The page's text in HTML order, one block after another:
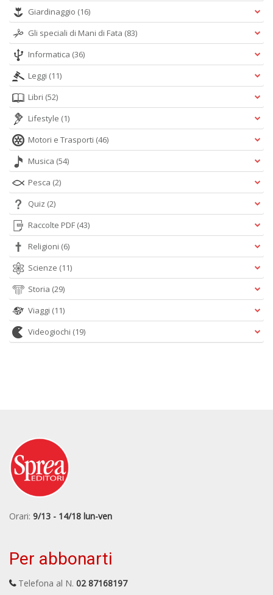
Giardinaggio (16)
Gli speciali di Mani di Fata (83)
Informatica (36)
Leggi (11)
Libri (52)
Lifestyle (1)
Motori e Trasporti (46)
Musica (54)
Pesca (2)
Quiz (2)
Raccolte PDF (43)
Religioni (6)
Scienze (11)
Storia (29)
Viaggi (11)
Videogiochi (19)
Orari: 9/13 - 14/18 lun-ven
Per abbonarti
Telefona al N. 02 87168197